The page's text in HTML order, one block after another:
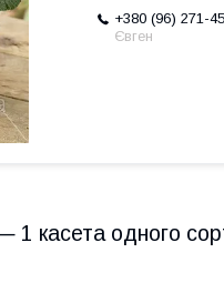
+380 (96) 271-
Євген
1 касета одного